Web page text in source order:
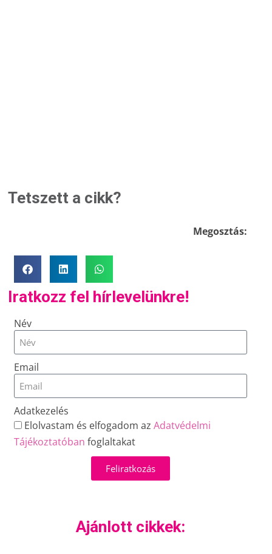
Tetszett a cikk?
Megosztás:
Iratkozz fel hírlevelünkre!
Név
Email
Adatkezelés
Elolvastam és elfogadom azAdatvédelmi
Tájékoztatóban foglaltakat
Feliratkozás
Ajánlott cikkek: